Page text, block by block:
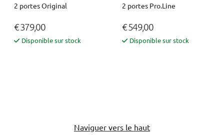
2 portes Original
€ 379,00
Disponible sur stock
2 portes Pro.Line
€ 549,00
Disponible sur stock
Naviguer vers le haut